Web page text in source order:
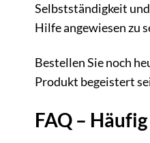
Selbstständigkeit
Hilfe angewiesen zu
Bestellen Sie noch
Produkt begeistert
FAQ –